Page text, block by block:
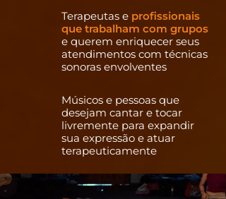
Terapeutas e profissionais
que trabalham com grupos
e querem enriquecer seus
atendimentos com técnicas
sonoras envolventes
Músicos e pessoas que
desejam cantar e tocar
livremente para expandir
sua expressão e atuar
terapeuticamente